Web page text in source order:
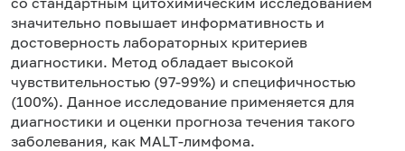
значительно повышает информативность и
достоверность лабораторных критериев
диагностики. Метод обладает высокой
чувствительностью (97-99%) и специфичностью
(100%). Данное исследование применяется для
диагностики и оценки прогноза течения такого
заболевания, как MALT-лимфома.